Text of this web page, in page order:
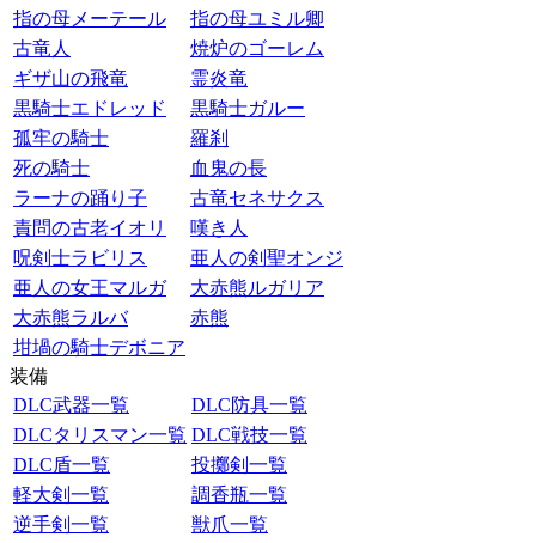
指の母メーテール
指の母ユミル卿
古竜人
焼炉のゴーレム
ギザ山の飛竜
霊炎竜
黒騎士エドレッド
黒騎士ガルー
孤牢の騎士
羅刹
死の騎士
血鬼の長
ラーナの踊り子
古竜セネサクス
責問の古老イオリ
嘆き人
呪剣士ラビリス
亜人の剣聖オンジ
亜人の女王マルガ
大赤熊ルガリア
大赤熊ラルバ
赤熊
坩堝の騎士デボニア
装備
DLC武器一覧
DLC防具一覧
DLCタリスマン一覧 DLC戦技一覧
DLC盾一覧
投擲剣一覧
軽大剣一覧
調香瓶一覧
逆手剣一覧
獣爪一覧